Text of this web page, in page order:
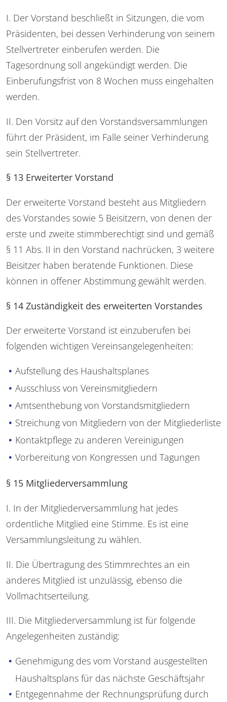
I. Der Vorstand beschließt in Sitzungen, die vom
Präsidenten, bei dessen Verhinderung von seinem
Stellvertreter einberufen werden. Die
Tagesordnung soll angekündigt werden. Die
Einberufungsfrist von 8 Wochen muss eingehalten
werden.
II. Den Vorsitz auf den Vorstandsversammlungen
führt der Präsident, im Falle seiner Verhinderung
sein Stellvertreter.
§ 13 Erweiterter Vorstand
Der erweiterte Vorstand besteht aus Mitgliedern
des Vorstandes sowie 5 Beisitzern, von denen der
erste und zweite stimmberechtigt sind und gemäß
§ 11 Abs. II in den Vorstand nachrücken, 3 weitere
Beisitzer haben beratende Funktionen. Diese
können in offener Abstimmung gewählt werden.
§ 14 Zuständigkeit des erweiterten Vorstandes
Der erweiterte Vorstand ist einzuberufen bei
folgenden wichtigen Vereinsangelegenheiten:
Aufstellung des Haushaltsplanes
Ausschluss von Vereinsmitgliedern
Amtsenthebung von Vorstandsmitgliedern
Streichung von Mitgliedern von der Mitgliederliste
Kontaktpflege zu anderen Vereinigungen
Vorbereitung von Kongressen und Tagungen
§ 15 Mitgliederversammlung
I. In der Mitgliederversammlung hat jedes
ordentliche Mitglied eine Stimme. Es ist eine
Versammlungsleitung zu wählen.
II. Die Übertragung des Stimmrechtes an ein
anderes Mitglied ist unzulässig, ebenso die
Vollmachtserteilung.
III. Die Mitgliederversammlung ist für folgende
Angelegenheiten zuständig:
Genehmigung des vom Vorstand ausgestellten
Haushaltsplans für das nächste Geschäftsjahr
Entgegennahme der Rechnungsprüfung durch